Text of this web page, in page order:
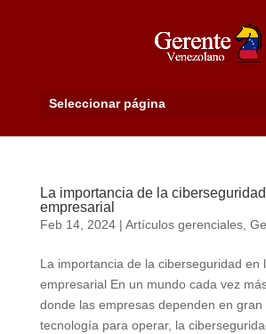
Seleccionar página
La importancia de la
empresarial
Feb 14, 2024| Artículos gerenciales,
La importancia de la ciberseguridad en
empresarial En un mundo cada vez
donde las empresas dependen en gran
tecnología para operar, la